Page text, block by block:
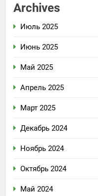
Archives
Июль 2025
Июнь 2025
Май 2025
Апрель 2025
Март 2025
Декабрь 2024
Ноябрь 2024
Октябрь 2024
Май 2024